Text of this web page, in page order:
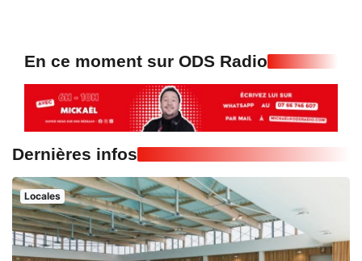
En ce moment sur ODS Radio
Dernières infos
Locales